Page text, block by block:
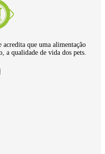
acredita que uma alimentação
a qualidade de vida dos pets.